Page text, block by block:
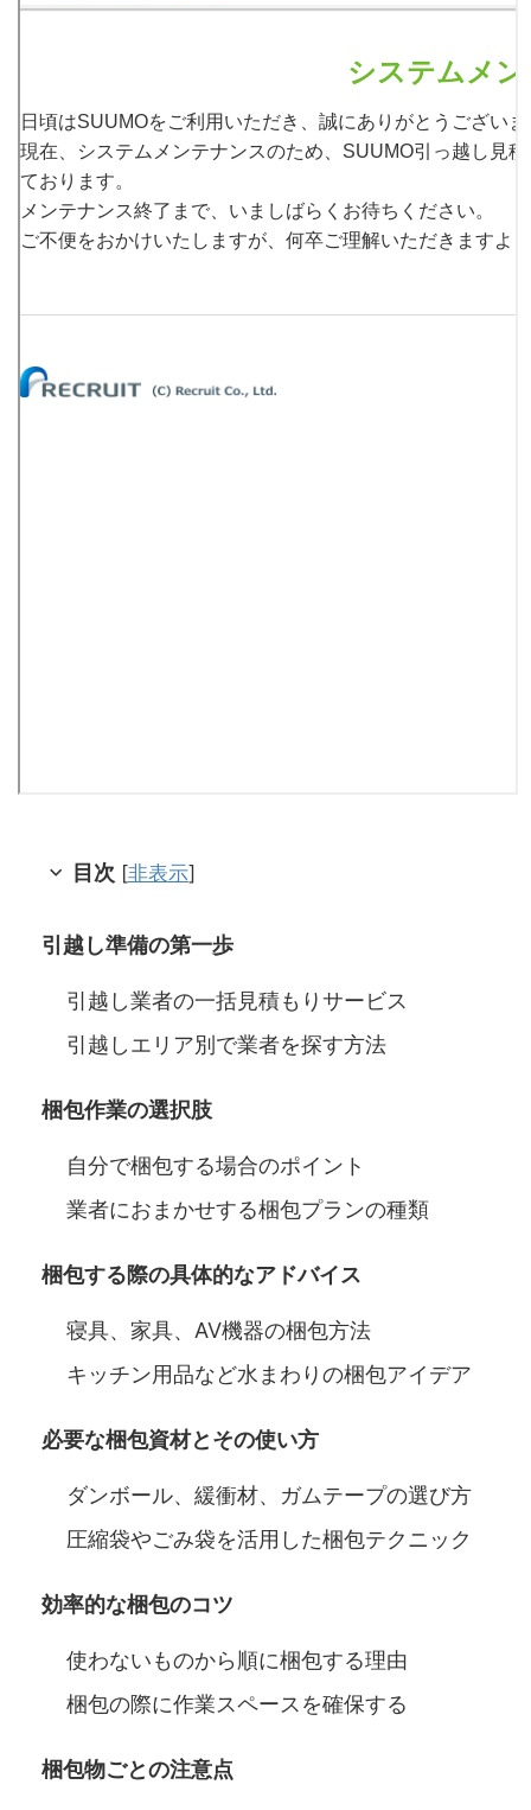
目次 [非表示]
引越し準備の第一歩
引越し業者の一括見積もりサービス
引越しエリア別で業者を探す方法
梱包作業の選択肢
自分で梱包する場合のポイント
業者におまかせする梱包プランの種類
梱包する際の具体的なアドバイス
寝具、家具、AV機器の梱包方法
キッチン用品など水まわりの梱包アイデア
必要な梱包資材とその使い方
ダンボール、緩衝材、ガムテープの選び方
圧縮袋やごみ袋を活用した梱包テクニック
効率的な梱包のコツ
使わないものから順に梱包する理由
梱包の際に作業スペースを確保する
梱包物ごとの注意点